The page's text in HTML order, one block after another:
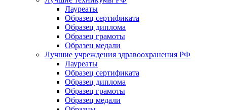
Лауреаты
Образец сертификата
Образец диплома
Образец грамоты
Образец медали
Лучшие учреждения здравоохранения РФ
Лауреаты
Образец сертификата
Образец диплома
Образец грамоты
Образец медали